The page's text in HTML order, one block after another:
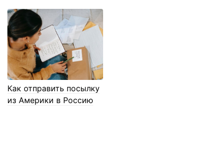
Как отправить посылку
из Америки в Россию